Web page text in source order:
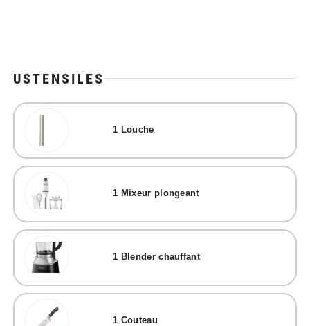
USTENSILES
1 Louche
1 Mixeur plongeant
1 Blender chauffant
1 Couteau